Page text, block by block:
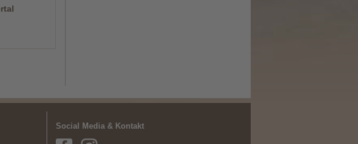
Social Media & Kontakt